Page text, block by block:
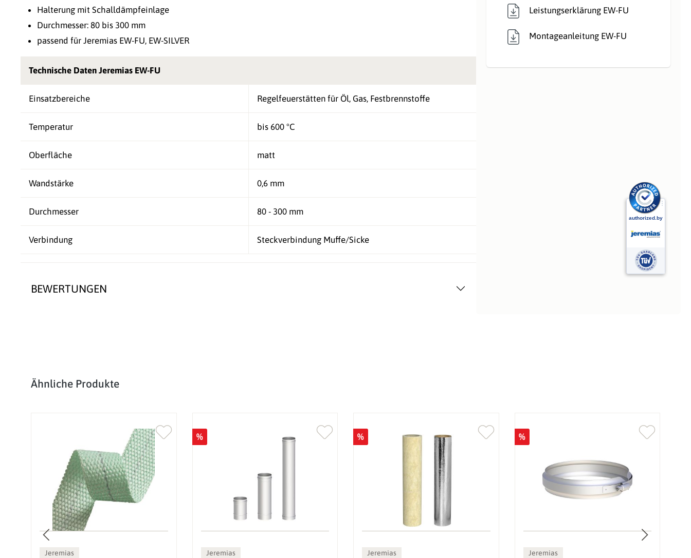
Halterung mit Schalldämpfeinlage
Durchmesser: 80 bis 300 mm
passend für Jeremias EW-FU, EW-SILVER
Technische Daten Jeremias EW-FU
Einsatzbereiche Regelfeuerstätten für Öl, Gas, Festbrennstoffe
Temperatur bis 600 °C
Oberfläche matt
Wandstärke 0,6 mm
Durchmesser 80 - 300 mm
Verbindung Steckverbindung Muffe/Sicke
BEWERTUNGEN
Leistungserklärung EW-FU
Montageanleitung EW-FU
Produktgalerie überspringen
Ähnliche Produkte
Jeremias
%
Jeremias
%
Jeremias
%
Jeremias